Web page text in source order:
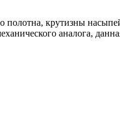
крутизны
аналога,